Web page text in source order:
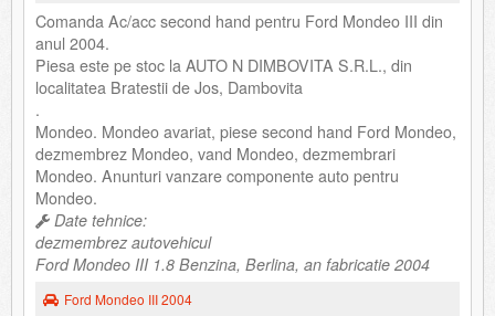
Comanda Ac/acc second hand pentru Ford Mondeo III din
anul 2004.
Piesa este pe stoc la AUTO N DIMBOVITA S.R.L., din
localitatea Bratestii de Jos, Dambovita
.
Mondeo. Mondeo avariat, piese second hand Ford Mondeo,
dezmembrez Mondeo, vand Mondeo, dezmembrari
Mondeo. Anunturi vanzare componente auto pentru
Mondeo.
Date tehnice:
dezmembrez autovehicul
Ford Mondeo III 1.8 Benzina, Berlina, an fabricatie 2004
Ford Mondeo III 2004